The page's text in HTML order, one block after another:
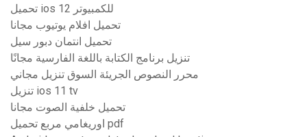
تحميل ios 12 للكمبيوتر
تحميل افلام يوتيوب مجانا
تحميل انتمان دبور سيل
تنزيل برنامج الكتابة باللغة الفارسية مجانًا
محرر النصوص الجريئة السوق تنزيل مجاني
تنزيل ios 11 tv
تحميل خلفية الصوت مجانا
اوريغامي مربع تحميل pdf